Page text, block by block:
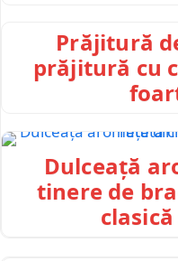
Prăjitură
prăjitură cu
Dulceață
tinere de